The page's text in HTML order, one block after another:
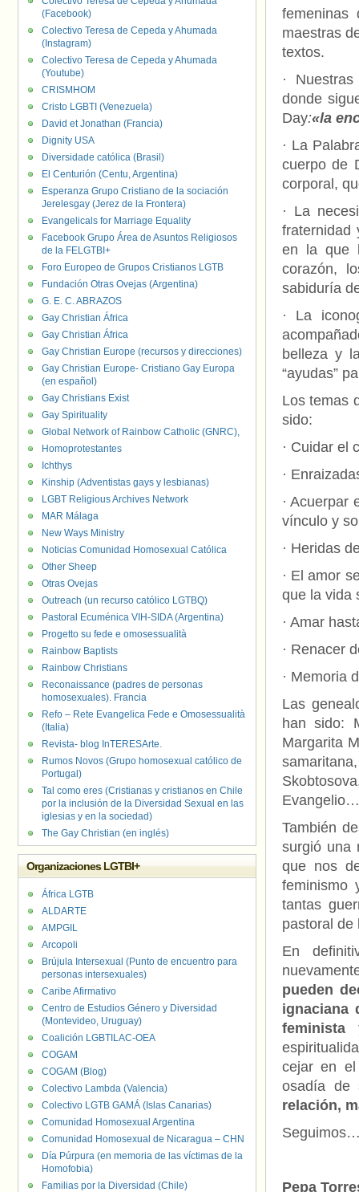
femeninas
maestras
textos.
·
donde
Day:«la
· La
cuerpo de
corporal,
· La
fraternidad
en la que
corazón,
sabiduría
· La
belleza y
“ayudas”
Los temas
sido:
· Cuidar el
·
· Acuerpar
vínculo y
· Heridas
· El amor
que la vida
· Amar
· Renacer
· Memoria
Las
han sido:
Margarita
Evangelio…
También
surgió una
que nos
feminismo
tantas
pastoral de
En
pueden
ignaciana
cejar en el
osadía
relación,
Pepa
(Facebook)
Colectivo Teresa de Cepeda y Ahumada
(Instagram)
Colectivo Teresa de Cepeda y Ahumada
(Youtube)
CRISMHOM
Cristo LGBTI (Venezuela)
David et Jonathan (Francia)
Dignity USA
Diversidade católica (Brasil)
El Centurión (Centu, Argentina)
Esperanza Grupo Cristiano de la sociación
Jerelesgay (Jerez de la Frontera)
Evangelicals for Marriage Equality
Facebook Grupo Área de Asuntos Religiosos
de la FELGTBI+
Foro Europeo de Grupos Cristianos LGTB
Fundación Otras Ovejas (Argentina)
G. E. C. ABRAZOS
Gay Christian África
Gay Christian África
Gay Christian Europe (recursos y direcciones)
Gay Christian Europe- Cristiano Gay Europa
(en español)
Gay Christians Exist
Gay Spirituality
Global Network of Rainbow Catholic (GNRC),
Homoprotestantes
Ichthys
Kinship (Adventistas gays y lesbianas)
LGBT Religious Archives Network
MAR Málaga
New Ways Ministry
Noticias Comunidad Homosexual Católica
Other Sheep
Otras Ovejas
Outreach (un recurso católico LGTBQ)
Pastoral Ecuménica VIH-SIDA (Argentina)
Progetto su fede e omosessualità
Rainbow Baptists
Rainbow Christians
Reconaissance (padres de personas
homosexuales). Francia
Refo – Rete Evangelica Fede e Omosessualità
(Italia)
Revista- blog InTERESArte.
Rumos Novos (Grupo homosexual católico de
Portugal)
Tal como eres (Cristianas y cristianos en Chile
por la inclusión de la Diversidad Sexual en las
iglesias y en la sociedad)
The Gay Christian (en inglés)
Organizaciones LGTBI+
África LGTB
ALDARTE
AMPGIL
Arcopoli
Brújula Intersexual (Punto de encuentro para
personas intersexuales)
Caribe Afirmativo
Centro de Estudios Género y Diversidad
(Montevideo, Uruguay)
Coalición LGBTILAC-OEA
COGAM
COGAM (Blog)
Colectivo Lambda (Valencia)
Colectivo LGTB GAMÁ (Islas Canarias)
Comunidad Homosexual Argentina
Comunidad Homosexual de Nicaragua – CHN
Día Púrpura (en memoria de las víctimas de la
Homofobia)
Familias por la Diversidad (Chile)